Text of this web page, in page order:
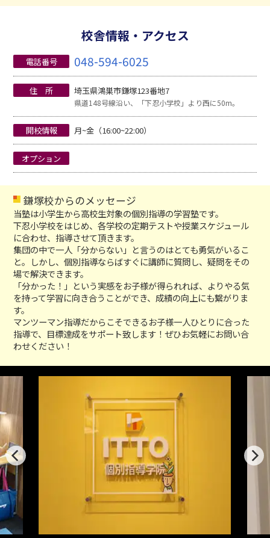
校舎情報・アクセス
電話番号 048-594-6025
住 所 埼玉県鴻巣市鎌塚123番地7
県道148号線沿い、「下忍小学校」より西に50m。
開校情報 月~金（16:00~22:00）
オプション
鎌塚校からのメッセージ
当塾は小学生から高校生対象の個別指導の学習塾です。
下忍小学校をはじめ、各学校の定期テストや授業スケジュール
に合わせ、指導させて頂きます。
集団の中で一人「分からない」と言うのはとても勇気がいるこ
と。しかし、個別指導ならばすぐに講師に質問し、疑問をその
場で解決できます。
「分かった！」という実感をお子様が得られれば、よりやる気
を持って学習に向き合うことができ、成績の向上にも繋がりま
す。
マンツーマン指導だからこそできるお子様一人ひとりに合った
指導で、目標達成をサポート致します！ぜひお気軽にお問い合
わせください！